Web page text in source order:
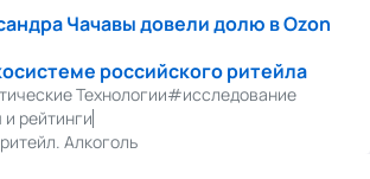
Чачавы довели долю в Ozon
российского ритейла
Технологии#исследование
рейтинги
Алкоголь